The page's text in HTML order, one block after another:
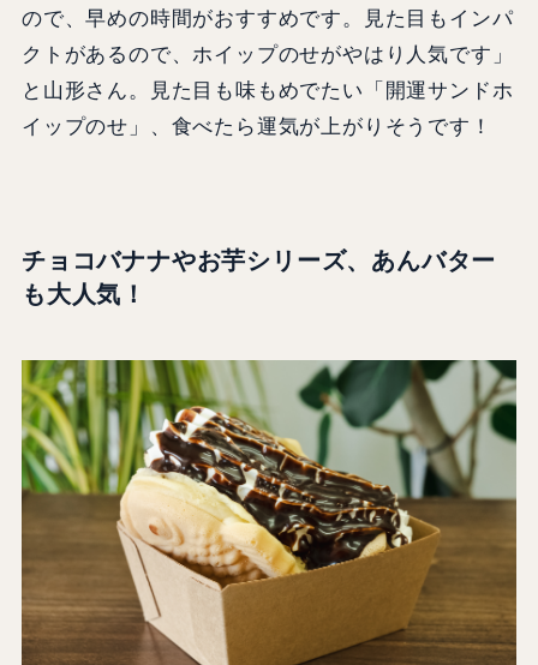
ので、早めの時間がおすすめです。見た目もインパ
クトがあるので、ホイップのせがやはり人気です」
と山形さん。見た目も味もめでたい「開運サンドホ
イップのせ」、食べたら運気が上がりそうです！
チョコバナナやお芋シリーズ、あんバター
も大人気！